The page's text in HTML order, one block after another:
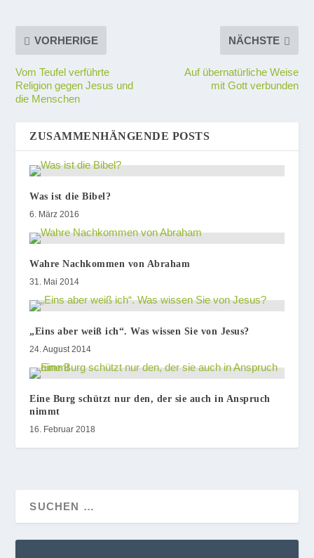
VORHERIGE
Vom Teufel verführte
Religion gegen Jesus und
die Menschen
NÄCHSTE
Auf übernatürliche Weise
mit Gott verbunden
ZUSAMMENHÄNGENDE POSTS
Was ist die Bibel?
6. März 2016
Wahre Nachkommen von Abraham
31. Mai 2014
„Eins aber weiß ich“. Was wissen Sie von Jesus?
24. August 2014
Eine Burg schützt nur den, der sie auch in Anspruch
nimmt
16. Februar 2018